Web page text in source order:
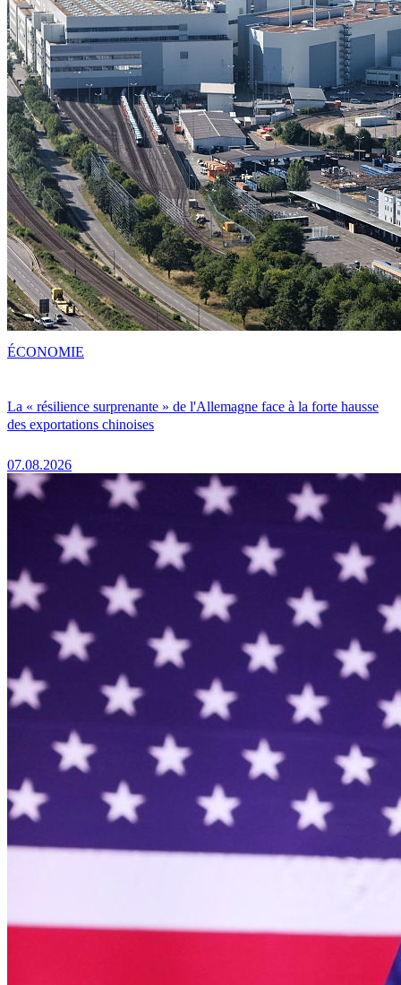
La « résilience surprenante » de l'Allemagne face à la forte hausse
des exportations chinoises
07.08.2026
ÉCONOMIE